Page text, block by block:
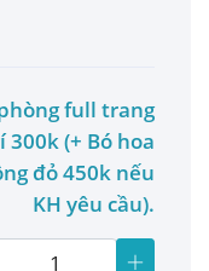
full trang
300k (+ Bó hoa
đỏ 450k nếu
KH yêu cầu).